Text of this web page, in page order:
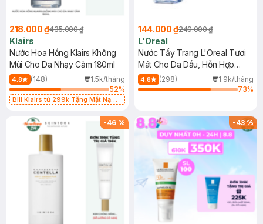
218.000 ₫435.000 ₫
Klairs
Nước Hoa Hồng Klairs Không
Mùi Cho Da Nhạy Cảm 180ml
4.8 (148)
1.5k/tháng
52%
Bill Klairs từ 299k Tặng Mặt Nạ
25ml (SL Có Hạn)
144.000 ₫249.000 ₫
L'Oreal
Nước Tẩy Trang L'Oreal Tươi
Mát Cho Da Dầu, Hỗn Hợp
400ml
4.8 (298)
1.9k/tháng
73%
-46 % -43%